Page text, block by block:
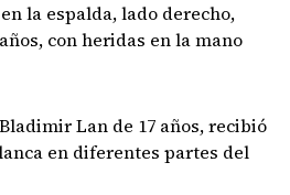
la espalda, lado derecho,
con heridas en la mano
Lan de 17 años, recibió
en diferentes partes del